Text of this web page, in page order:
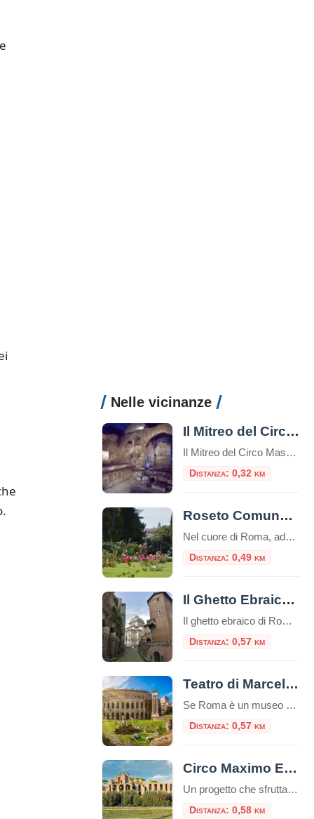
Nelle vicinanze
Il Mitreo del Circo Massimo
Il Mitreo del Circo Massimo è un sito archeologico situato a Roma, nei pressi del Circo Massimo, che rappresenta un antico santuario dedicato al culto di Mitra.Questo sito è una delle testimonianze più significative dell’antica religione del Mitraismo, una misteriosa religione orientale che si diffuse ampiamente nell’Impero Romano tra il I e il IV secolo […]
Distanza: 0,32 km
Roseto Comunale di Roma
Nel cuore di Roma, adagiato sulle dolci pendici del colle Aventino, si nasconde un gioiello di rara bellezza: il Roseto Comunale. Lontano dal trambusto del centro, questo incantevole giardino offre una vista mozzafiato che spazia dal Circo Massimo ai resti del Palatino, regalando un’esperienza sensoriale unica tra i profumi e i colori di oltre mille […]
Distanza: 0,49 km
Il Ghetto Ebraico di Roma
Il ghetto ebraico di Roma è un piccolo quartiere delimitato dal Tevere da una parte e da Piazza Venezia dall’altra, è una zona ricca di storia e cultura e offre diverse attrazioni e luoghi da visitare e numerosi ristorantini tipici.Questo ghetto è stato uno dei primi ghetti istituiti in Europa e ha avuto un impatto […]
Distanza: 0,57 km
Teatro di Marcello e Portico di Ottavia
Se Roma è un museo a cielo aperto, l’area che comprende il Teatro di Marcello e il Portico di Ottavia ne è senza dubbio il padiglione più incredibile. Situati nel cuore del Rione Sant’Angelo, a due passi dal Ghetto Ebraico, questi due monumenti non sono semplici rovine: sono la dimostrazione vivente di come la Città […]
Distanza: 0,57 km
Circo Maximo Experience, l’età imperiale rivive con la realtà virtuale
Un progetto che sfrutta la realtà virtuale e aumentata per trasportare i viaggiatori nel vivo dell’età imperiale: Circo Maximo Experience è una delle proposte più interessanti da trovare nella Capitale, un’occasione per visitare l’area attraversandone le diverse fasi storiche. Ecco come funziona la visita e quali sono i costi. Nuove opportunità per il turismo con […]
Distanza: 0,58 km